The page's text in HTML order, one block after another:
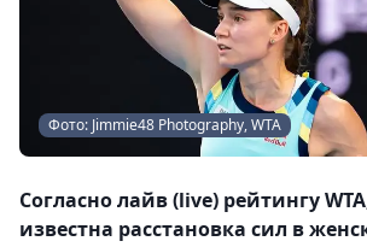
Фото: Jimmie48 Photography, WTA
Согласно лайв (live) рейтингу
известна расстановка сил в